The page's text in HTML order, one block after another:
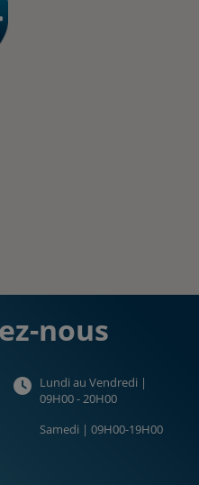
nous
Lundi au Vendredi |
09H00 - 20H00
Samedi | 09H00-19H00